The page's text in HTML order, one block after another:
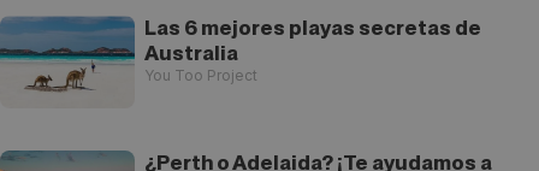
Las 6 mejores playas secretas de
Australia
You Too Project
¿Perth o Adelaida? ¡Te ayudamos a